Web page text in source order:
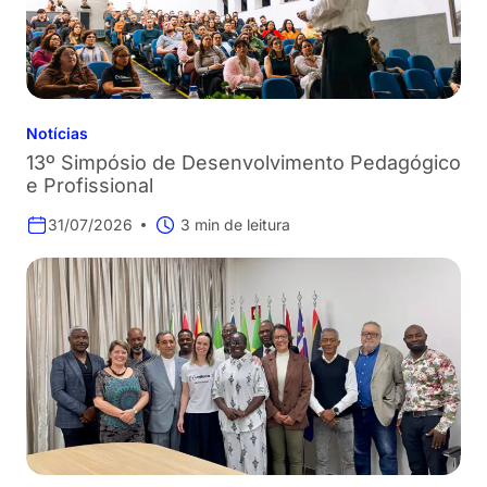
Notícias
13º Simpósio de Desenvolvimento Pedagógico
e Profissional
31/07/2026 3 min de leitura